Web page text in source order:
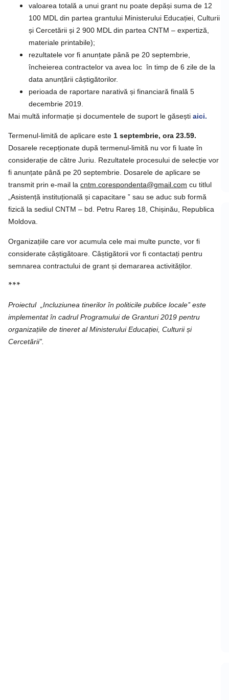
valoarea totală a unui grant nu poate depăși suma de 12
100 MDL din partea grantului Ministerului Educației, Culturii
și Cercetării și 2 900 MDL din partea CNTM – expertiză,
materiale printabile);
rezultatele vor fi anunțate până pe 20 septembrie,
încheierea contractelor va avea loc în timp de 6 zile de la
data anunțării câștigătorilor.
perioada de raportare narativă și financiară finală 5
decembrie 2019.
Mai multă informație și documentele de suport le găsești aici.
Termenul-limită de aplicare este 1 septembrie, ora 23.59.
Dosarele recepționate după termenul-limită nu vor fi luate în
considerație de către Juriu. Rezultatele procesului de selecție vor
fi anunțate până pe 20 septembrie. Dosarele de aplicare se
transmit prin e-mail la cntm.corespondenta@gmail.com cu titlul
„Asistență instituțională și capacitare ” sau se aduc sub formă
fizică la sediul CNTM – bd. Petru Rareș 18, Chișinău, Republica
Moldova.
Organizațiile care vor acumula cele mai multe puncte, vor fi
considerate câștigătoare. Câștigătorii vor fi contactați pentru
semnarea contractului de grant și demararea activităților.
***
Proiectul „Incluziunea tinerilor în politicile publice locale’’ este
implementat în cadrul Programului de Granturi 2019 pentru
organizațiile de tineret al Ministerului Educației, Culturii și
Cercetării”.